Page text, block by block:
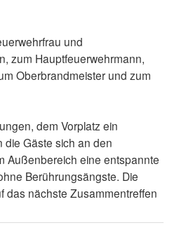
und
zum Hauptfeuerwehrmann,
Oberbrandmeister und zum
dem Vorplatz ein
die Gäste sich an den
Außenbereich eine entspannte
Berührungsängste. Die
das nächste Zusammentreffen